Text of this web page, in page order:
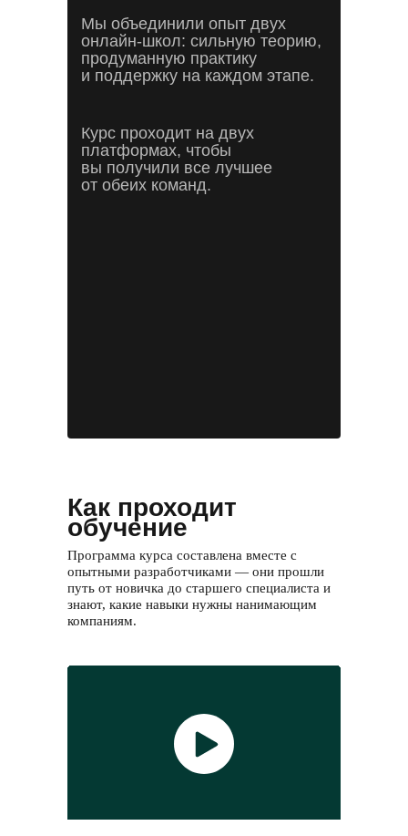
Мы объединили опыт двух
онлайн-школ: сильную теорию,
продуманную практику
и поддержку на каждом этапе.
Курс проходит на двух
платформах, чтобы
вы получили все лучшее
от обеих команд.
Как проходит
обучение
Программа курса составлена вместе с
опытными разработчиками — они прошли
путь от новичка до старшего специалиста и
знают, какие навыки нужны нанимающим
компаниям.